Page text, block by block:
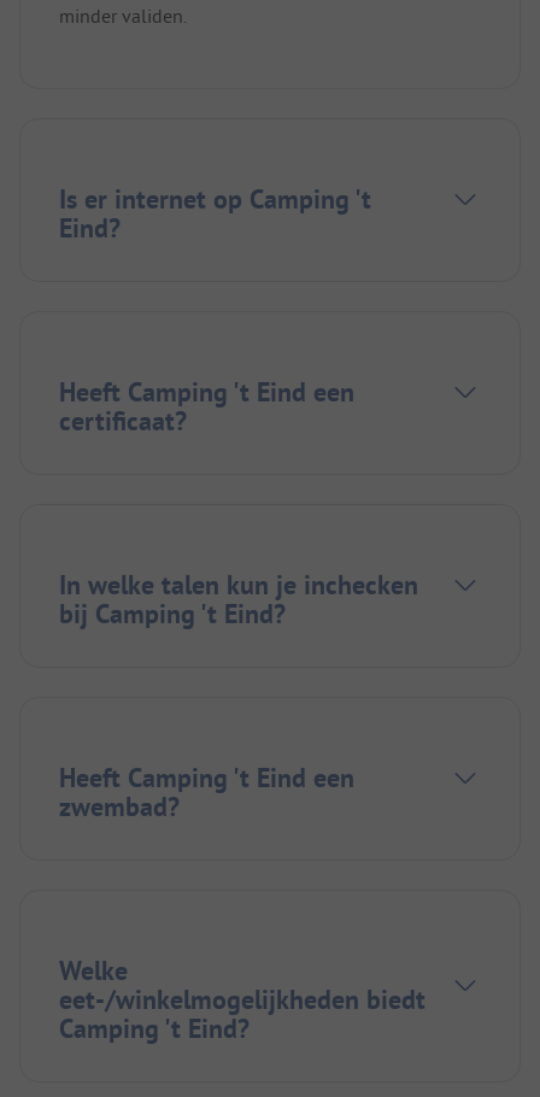
minder validen.
Is er internet op Camping 't
Eind?
Heeft Camping 't Eind een
certificaat?
In welke talen kun je inchecken
bij Camping 't Eind?
Heeft Camping 't Eind een
zwembad?
Welke
eet-/winkelmogelijkheden biedt
Camping 't Eind?